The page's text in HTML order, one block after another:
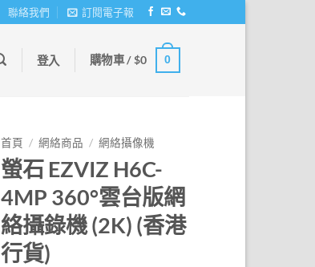
聯絡我們 訂閱電子報
登入 購物車 /$0 0
首頁 / 網絡商品 / 網絡攝像機
螢石 EZVIZ H6C-
4MP 360°雲台版網
絡攝錄機 (2K) (香港
行貨)